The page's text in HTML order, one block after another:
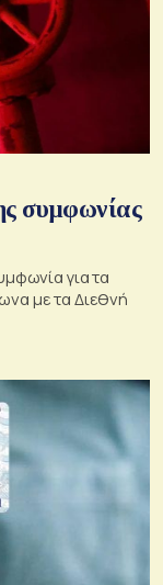
συμφωνίας
για τα